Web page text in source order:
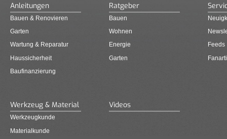
Anleitungen
Bauen & Renovieren
Garten
Wartung & Reparatur
Haussicherheit
Baufinanzierung
Ratgeber
Bauen
Wohnen
Energie
Garten
Feeds
Werkzeug & Material
Werkzeugkunde
Materialkunde
Videos